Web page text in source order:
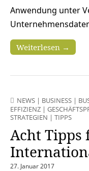
Anwendung unter
Weiterlesen →
NEWS | BUSINESS |
EFFIZIENZ |
STRATEGIEN | TIPPS
Acht Tipps
27. Januar 2017